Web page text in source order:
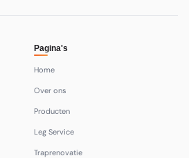
Pagina's
Home
Over ons
Producten
Leg Service
Traprenovatie